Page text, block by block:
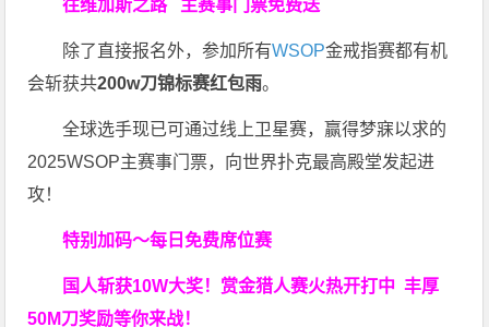
往维加斯之路 主赛事门票免费送
除了直接报名外，参加所有WSOP金戒指赛都有机
会斩获共200w刀锦标赛红包雨。
全球选手现已可通过线上卫星赛，赢得梦寐以求的
2025WSOP主赛事门票，向世界扑克最高殿堂发起进
攻！
特别加码～每日免费席位赛
国人斩获10W大奖！ 赏金猎人赛火热开打中 丰厚
50M刀奖励等你来战！